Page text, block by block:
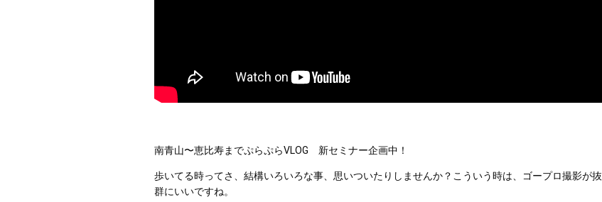
南青山〜恵比寿までぷらぷらVLOG　新セミナー企画中！
歩いてる時ってさ、結構いろいろな事、思いついたりしませんか？こういう時は、ゴープロ撮影が抜
群にいいですね。